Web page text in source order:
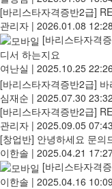
[바리스타자격증반2급]
관리자 | 2026.01.08 12:28
[바리스타자격
디서 하는지요
여난실 | 2025.10.25 22:26
[바리스타자격증반2급]
심재순 | 2025.07.30 23:32
[바리스타자격증반2급]
관리자 | 2025.09.05 07:43
[창업반] 안녕하세요 문의
이한솔 | 2025.04.21
[바리스타자격
이한솔 | 2025.04.16 10:09